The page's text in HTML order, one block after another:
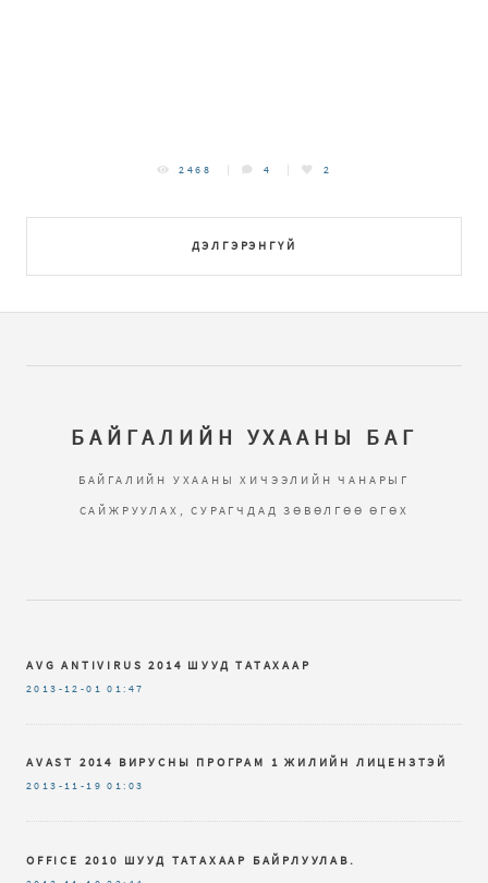
ДЭЛГЭРЭНГҮЙ
2468 4 2
БАЙГАЛИЙН УХААНЫ БАГ
БАЙГАЛИЙН УХААНЫ ХИЧЭЭЛИЙН ЧАНАРЫГ
САЙЖРУУЛАХ, СУРАГЧДАД ЗӨВӨЛГӨӨ ӨГӨХ
AVG ANTIVIRUS 2014 ШУУД ТАТАХААР
2013-12-01 01:47
AVAST 2014 ВИРУСНЫ ПРОГРАМ 1 ЖИЛИЙН ЛИЦЕНЗТЭЙ
2013-11-19 01:03
OFFICE 2010 ШУУД ТАТАХААР БАЙРЛУУЛАВ.